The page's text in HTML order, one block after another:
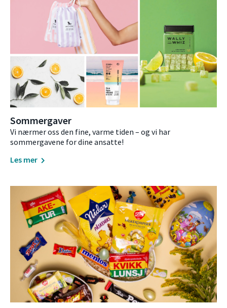
Sommergaver
Vi nærmer oss den fine, varme tiden – og vi har
sommergavene for dine ansatte!
Les mer